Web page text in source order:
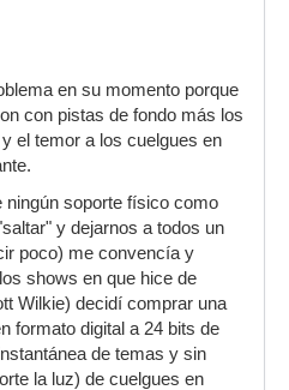
en su momento porque
con pistas de fondo más los
el temor a los cuelgues en
ningún soporte físico como
y dejarnos a todos un
poco) me convencía y
shows en que hice de
Wilkie) decidí comprar una
formato digital a 24 bits de
de temas y sin
la luz) de cuelgues en